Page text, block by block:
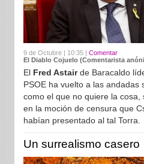
9 de Octubre | 10:35 | Comentar
El Diablo Cojuelo (Comentarista
El Fred Astairde Baracaldo
PSOE ha vuelto a las andadas
como el que no quiere la cosa,
en la moción de censura que
habían presentado al tal Torra.
Un surrealismo casero